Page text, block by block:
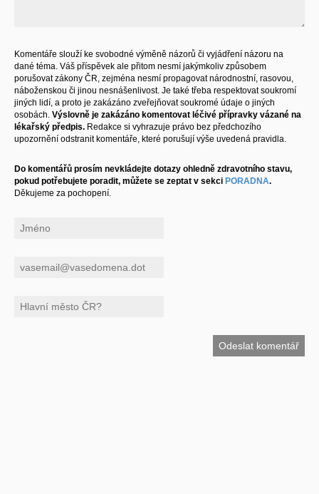
Komentáře slouží ke svobodné výměně názorů či vyjádření názoru na
dané téma. Váš příspěvek ale přitom nesmí jakýmkoliv způsobem
porušovat zákony ČR, zejména nesmí propagovat národnostní, rasovou,
náboženskou či jinou nesnášenlivost. Je také třeba respektovat soukromí
jiných lidí, a proto je zakázáno zveřejňovat soukromé údaje o jiných
osobách. Výslovně je zakázáno komentovat léčivé přípravky vázané na
lékařský předpis. Redakce si vyhrazuje právo bez předchozího
upozornění odstranit komentáře, které porušují výše uvedená pravidla.
Do komentářů prosím nevkládejte dotazy ohledně zdravotního stavu,
pokud potřebujete poradit, můžete se zeptat v sekci PORADNA.
Děkujeme za pochopení.